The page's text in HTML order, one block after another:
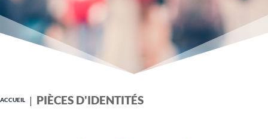
ACCUEIL PIÈCES D'IDENTITÉS